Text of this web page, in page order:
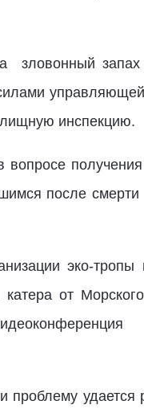
зловонный
инспекцию.
вопросе
после смерти
эко-
катера от
удается